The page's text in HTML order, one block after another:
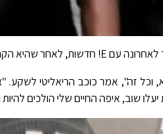
זה", אמר כוכב הריאליטי לשקע.
שוב, איפה החיים שלי הולכים להיות